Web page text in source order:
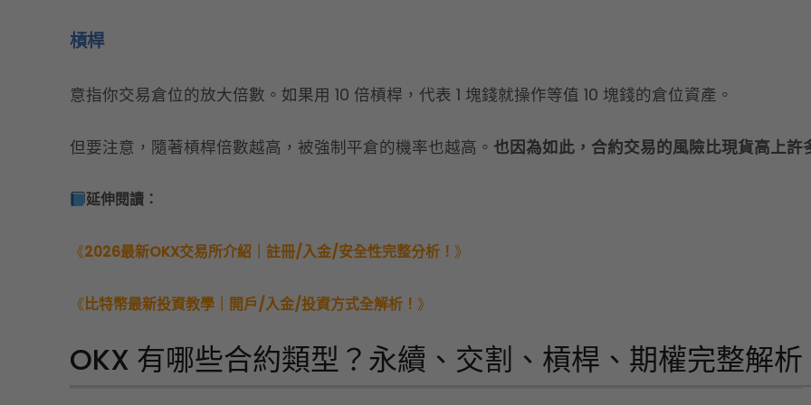
槓桿
意指你交易倉位的放大倍數。如果用 10 倍槓桿，代表 1 塊錢就操作等值 10 塊錢的倉位資產。
但要注意，隨著槓桿倍數越高，被強制平倉的機率也越高。 也因為如此，合約交易的風險比現貨高上許
延伸閱讀：
《2026最新OKX交易所介紹｜註冊/入金/安全性完整分析！ 》
《比特幣最新投資教學｜開戶/入金/投資方式全解析！ 》
OKX 有哪些合約類型？永續、交割、槓桿、期權完整解析